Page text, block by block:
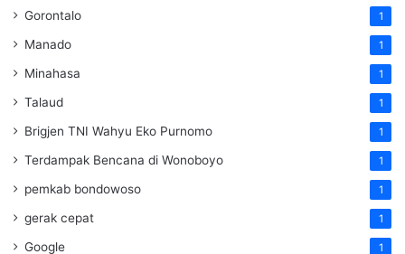
Gorontalo 1
Manado 1
Minahasa 1
Talaud 1
Brigjen TNI Wahyu Eko Purnomo 1
Terdampak Bencana di Wonoboyo 1
pemkab bondowoso 1
gerak cepat 1
Google 1